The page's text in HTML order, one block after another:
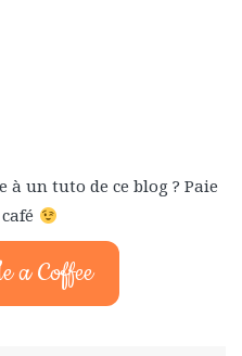
à un tuto de ce blog ? Paie
a Coffee